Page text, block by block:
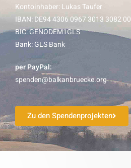
Kontoinhaber: Lukas Taufer
IBAN: DE94 4306 0967 3013 3082 00
BIC: GENODEM1GLS
Bank: GLS Bank
per PayPal:
spenden@balkanbruecke.org
Zu den Spendenprojekten